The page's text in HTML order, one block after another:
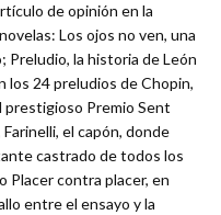
de opinión en la
Los ojos no ven, una
Preludio, la historia de León
los 24 preludios de Chopin,
prestigioso Premio Sent
el capón, donde
castrado de todos los
Placer contra placer, en
entre el ensayo y la